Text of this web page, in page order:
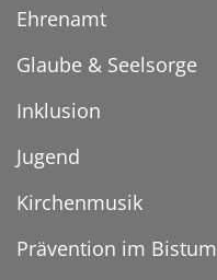
Ehrenamt
Glaube & Seelsorge
Inklusion
Jugend
Kirchenmusik
Prävention im Bistum